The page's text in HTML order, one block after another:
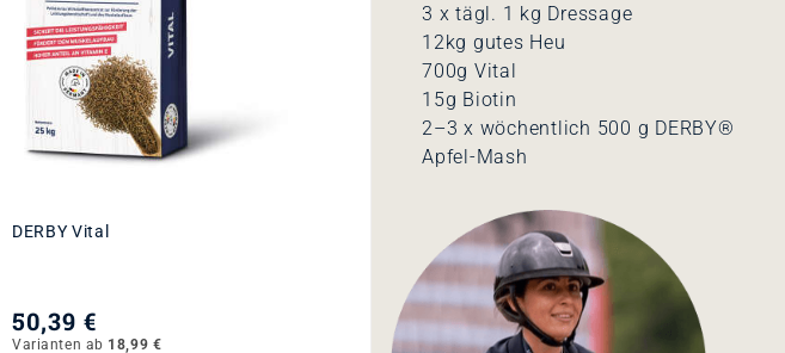
DERBY Vital
50,39 €
Varianten ab 18,99 €
3 x tägl. 1 kg Dressage
12kg gutes Heu
700g Vital
15g Biotin
2–3 x wöchentlich 500 g DERBY®
Apfel-Mash